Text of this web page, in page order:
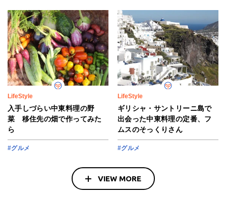
LifeStyle
入手しづらい中東料理の野
菜 移住先の畑で作ってみた
ら
#グルメ
LifeStyle
ギリシャ・サントリーニ島で
出会った中東料理の定番、フ
ムスのそっくりさん
#グルメ
VIEW MORE